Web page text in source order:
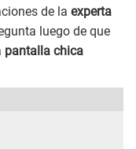
de la experta
luego de que
pantalla chica